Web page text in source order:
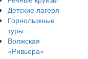
Детские лагеря
Горнолыжные
туры
Волжская
«Ривьера»